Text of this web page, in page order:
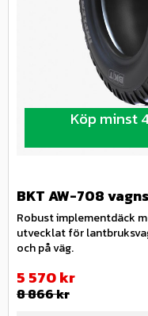
Köp minst
BKT AW-708
Robust implementdäck
utvecklat för
och på väg.
Nedsatt pris:
5 570kr
Ordinarie pris:
8 866kr